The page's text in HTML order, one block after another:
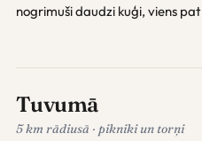
nogrimuši daudzi kuģi, viens
Tuvumā
5 km rādiusā · pikniki un torņi